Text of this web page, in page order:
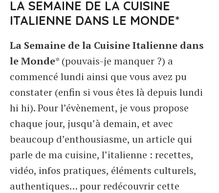
LA SEMAINE DE LA CUISINE
ITALIENNE DANS LE MONDE*
La Semaine de la Cuisine Italienne dans
le Monde* (pouvais-je manquer ?) a
commencé lundi ainsi que vous avez pu
constater (enfin si vous êtes là depuis lundi
hi hi). Pour l’évènement, je vous propose
chaque jour, jusqu’à demain, et avec
beaucoup d’enthousiasme, un article qui
parle de ma cuisine, l’italienne : recettes,
vidéo, infos pratiques, éléments culturels,
authentiques… pour redécouvrir cette